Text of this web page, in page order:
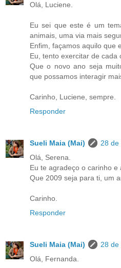
Olá, Luciene.
Eu sei que este é um
animais, uma via mais
Enfim, façamos aquilo que
Eu, tento exercitar de cada
Que o novo ano seja
que possamos interagir
Carinho, Luciene, sempre.
Responder
Sueli Maia (Mai)
28 de
Olá, Serena.
Eu te agradeço o carinho e
Que 2009 seja para ti, um
Carinho.
Responder
Sueli Maia (Mai)
28 de
Olá, Fernanda.